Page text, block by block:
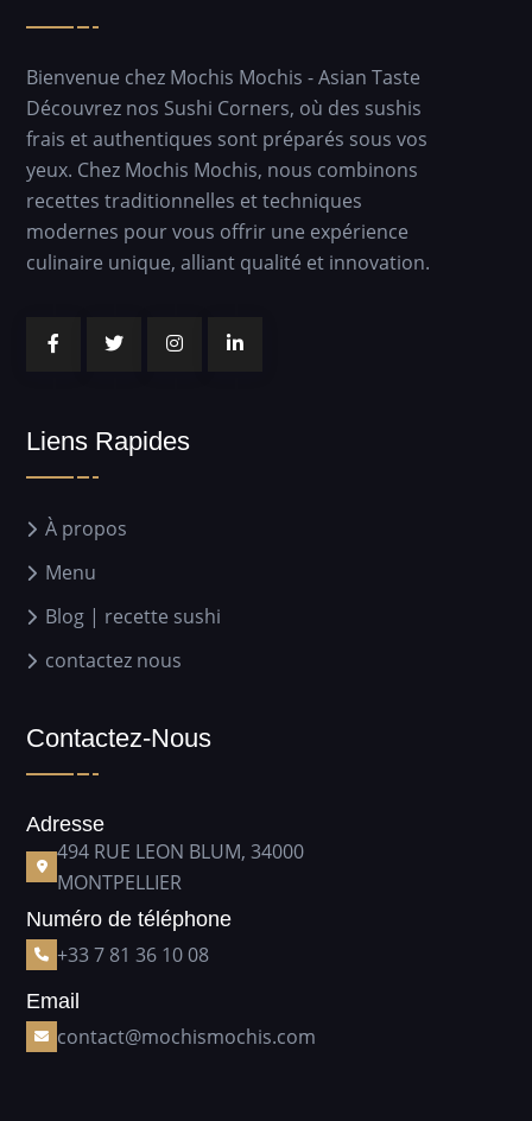
Bienvenue chez Mochis Mochis - Asian Taste
Découvrez nos Sushi Corners, où des sushis
frais et authentiques sont préparés sous vos
yeux. Chez Mochis Mochis, nous combinons
recettes traditionnelles et techniques
modernes pour vous offrir une expérience
culinaire unique, alliant qualité et innovation.
Liens Rapides
À propos
Menu
Blog | recette sushi
contactez nous
Contactez-Nous
Adresse
494 RUE LEON BLUM, 34000
MONTPELLIER
Numéro de téléphone
+33 7 81 36 10 08
Email
contact@mochismochis.com